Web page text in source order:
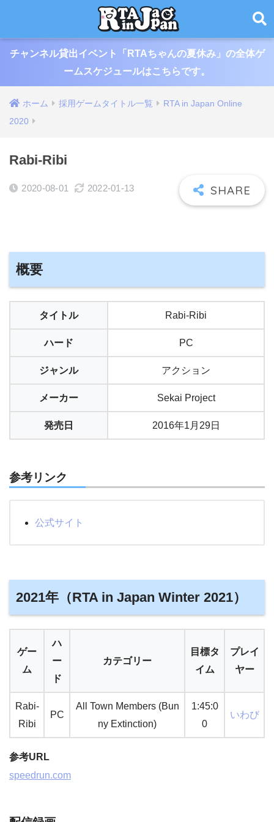
チャンネル貸出イベント「RTAちゃんの夏休み」の全体ゲ
ームスケジュールはこちらです。
ホーム 採用ゲームタイトル一覧
RTA in Japan Online
2020
Rabi-Ribi
2020-08-01 2022-01-13
概要
タイトル Rabi-Ribi
ハード PC
ジャンル アクション
メーカー Sekai Project
発売日 2016年1月29日
参考リンク
公式サイト
2021年（RTA in Japan Winter 2021）
ゲー
ム
ハ
ー
ド
カテゴリー
目標タ
イム
プレイ
ヤー
Rabi-
Ribi
PC
All Town Members (Bun
ny Extinction)
1:45:0
0
いわび
参考URL
speedrun.com